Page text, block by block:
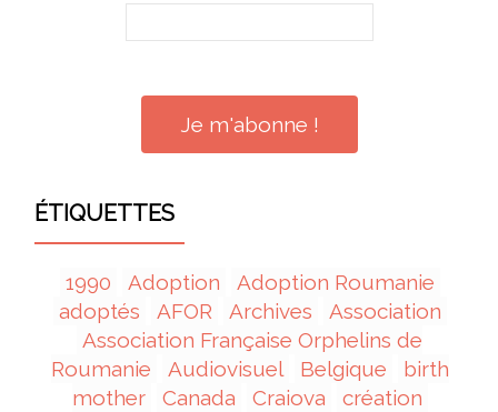
ÉTIQUETTES
1990 Adoption
Adoption Roumanie
adoptés
AFOR Archives
Association
Association Française Orphelins de
Roumanie
Audiovisuel Belgique
birth
mother
Canada Craiova
création